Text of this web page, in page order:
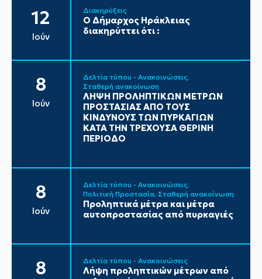
12
Ιούν
Διακηρύξεις
Ο Δήμαρχος Ηράκλειας
διακηρύττει ότι :
8
Ιούν
Δελτία τύπου - Ανακοινώσεις
Σταθερή ανακοίνωση
ΛΗΨΗ ΠΡΟΛΗΠΤΙΚΩΝ ΜΕΤΡΩΝ
ΠΡΟΣΤΑΣΙΑΣ ΑΠΟ ΤΟΥΣ
ΚΙΝΔΥΝΟΥΣ ΤΩΝ ΠΥΡΚΑΓΙΩΝ
ΚΑΤΑ ΤΗΝ ΤΡΕΧΟΥΣΑ ΘΕΡΙΝΗ
ΠΕΡΙΟΔΟ
8
Ιούν
Δελτία τύπου - Ανακοινώσεις
Πολιτική Προστασία Σταθερή ανακοίνωση
Προληπτικά μέτρα και μέτρα
αυτοπροστασίας από πυρκαγιές
8 Δελτία τύπου - Ανακοινώσεις
Λήψη προληπτικών μέτρων από